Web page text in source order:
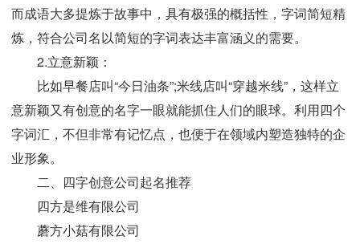
而成语大多提炼于故事中，具有极强的概括性，字词简短精
炼，符合公司名以简短的字词表达丰富涵义的需要。
2.立意新颖：
比如早餐店叫“今日油条”;米线店叫“穿越米线”，这样立
意新颖又有创意的名字一眼就能抓住人们的眼球。利用四个
字词汇，不但非常有记忆点，也便于在领域内塑造独特的企
业形象。
二、 四字创意公司起名推荐
四方是维有限公司
蘑方小菇有限公司